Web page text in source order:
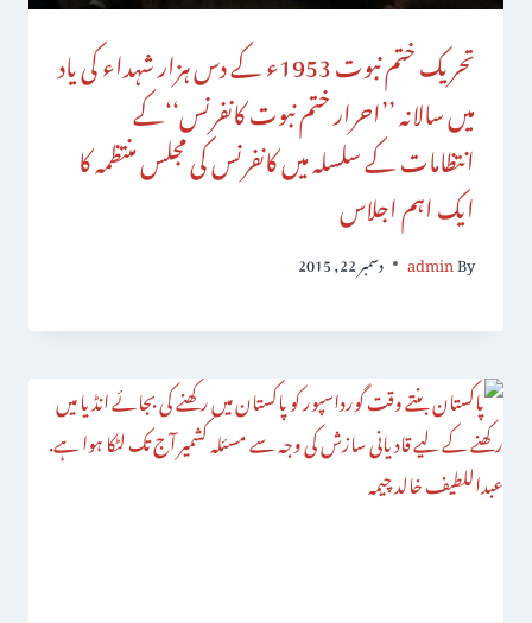
تحریک ختم نبوت 1953ء کے دس ہزار شہداء کی یاد
میں سالانہ ’’احرار ختم نبوت کانفرنس‘‘کے
انتظامات کے سلسلہ میں کانفرنس کی مجلس منتظمہ کا
ایک اہم اجلاس
By
admin دسمبر 22, 2015